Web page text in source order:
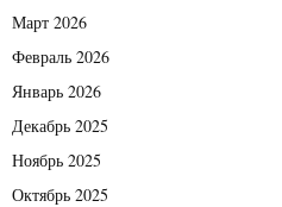
Март 2026
Февраль 2026
Январь 2026
Декабрь 2025
Ноябрь 2025
Октябрь 2025